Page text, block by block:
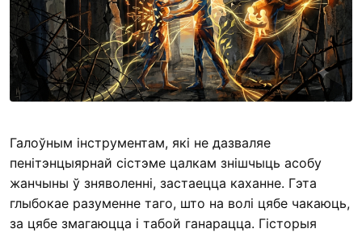
Галоўным інструментам, які не дазваляе
пенітэнцыярнай сістэме цалкам знішчыць асобу
жанчыны ў зняволенні, застаецца каханне. Гэта
глыбокае разуменне таго, што на волі цябе чакаюць,
за цябе змагаюцца і табой ганарацца. Гісторыя